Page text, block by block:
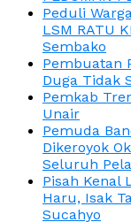
Peduli
LSM RATU
Sembako
Pembuatan
Duga Tidak
Pemkab
Unair
Pemuda
Dikeroyok
Seluruh
Pisah Kenal
Haru, Isak
Sucahyo